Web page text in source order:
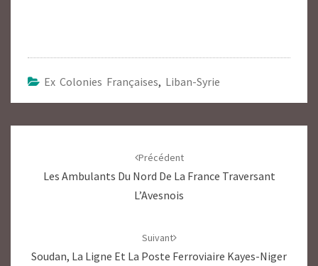
Ex Colonies Françaises, Liban-Syrie
Précédent
Les Ambulants Du Nord De La France Traversant
L’Avesnois
Suivant
Soudan, La Ligne Et La Poste Ferroviaire Kayes-Niger